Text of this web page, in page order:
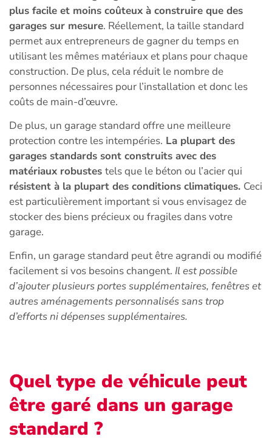
plus facile et moins coûteux à construire que des
garages sur mesure. Réellement, la taille standard
permet aux entrepreneurs de gagner du temps en
utilisant les mêmes matériaux et plans pour chaque
construction. De plus, cela réduit le nombre de
personnes nécessaires pour l’installation et donc les
coûts de main-d’œuvre.
De plus, un garage standard offre une meilleure
protection contre les intempéries. La plupart des
garages standards sont construits avec des
matériaux robustes tels que le béton ou l’acier qui
résistent à la plupart des conditions climatiques. Ceci
est particulièrement important si vous envisagez de
stocker des biens précieux ou fragiles dans votre
garage.
Enfin, un garage standard peut être agrandi ou modifié
facilement si vos besoins changent. Il est possible
d’ajouter plusieurs portes supplémentaires, fenêtres et
autres aménagements personnalisés sans trop
d’efforts ni dépenses supplémentaires.
Quel type de véhicule peut
être garé dans un garage
standard ?